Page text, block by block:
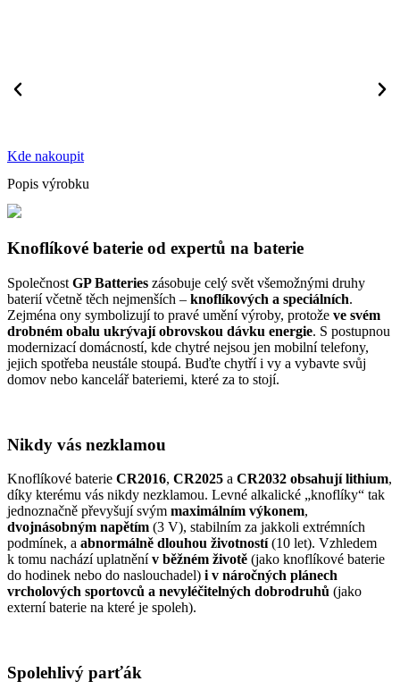
Kde nakoupit
Popis výrobku
Knoflíkové baterie od expertů na baterie
Společnost GP Batteries zásobuje celý svět všemožnými druhy
baterií včetně těch nejmenších – knoflíkových a speciálních.
Zejména ony symbolizují to pravé umění výroby, protože ve svém
drobném obalu ukrývají obrovskou dávku energie. S postupnou
modernizací domácností, kde chytré nejsou jen mobilní telefony,
jejich spotřeba neustále stoupá. Buďte chytří i vy a vybavte svůj
domov nebo kancelář bateriemi, které za to stojí.
Nikdy vás nezklamou
Knoflíkové baterie CR2016, CR2025 a CR2032 obsahují lithium,
díky kterému vás nikdy nezklamou. Levné alkalické „knoflíky“ tak
jednoznačně převyšují svým maximálním výkonem,
dvojnásobným napětím (3 V), stabilním za jakkoli extrémních
podmínek, a abnormálně dlouhou životností(10 let). Vzhledem
k tomu nachází uplatněnív běžném životě (jako knoflíkové baterie
do hodinek nebo do naslouchadel) i v náročných plánech
vrcholových sportovců a nevyléčitelných dobrodruhů (jako
externí baterie na které je spoleh).
Spolehlivý parťák